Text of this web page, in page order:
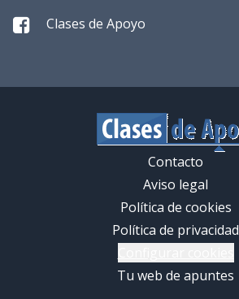
Clases de Apoyo
Contacto
Aviso legal
Política de cookies
Política de privacidad
Tu web de apuntes